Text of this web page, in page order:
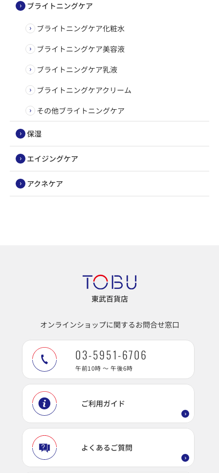
ブライトニングケア
ブライトニングケア化粧水
ブライトニングケア美容液
ブライトニングケア乳液
ブライトニングケアクリーム
その他ブライトニングケア
保湿
エイジングケア
アクネケア
東武百貨店
オンラインショップに関するお問合せ窓口
03-5951-6706
午前10時 ～ 午後6時
ご利用ガイド
よくあるご質問